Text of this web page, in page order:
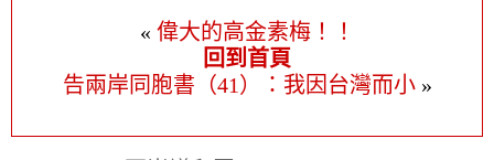
« 偉大的高金素梅！！
回到首頁
告兩岸同胞書（41）：我因台灣而小»